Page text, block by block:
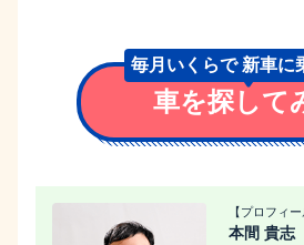
毎月いくらで新車に
車を探して
【プロフィー
本間 貴志